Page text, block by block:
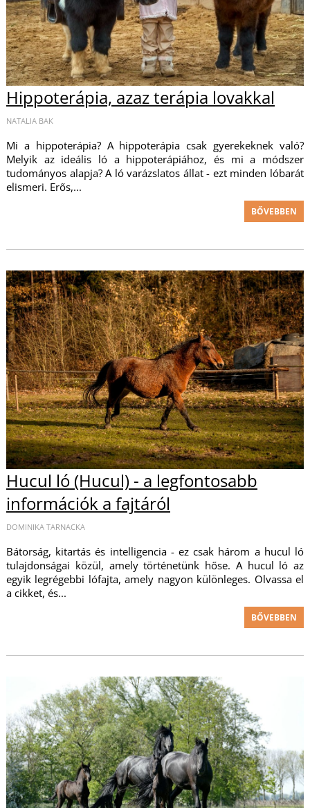
Hippoterápia, azaz terápia lovakkal
NATALIA BAK
Mi a hippoterápia? A hippoterápia csak gyerekeknek való?
Melyik az ideális ló a hippoterápiához, és mi a módszer
tudományos alapja? A ló varázslatos állat - ezt minden lóbarát
elismeri. Erős,...
BŐVEBBEN
Hucul ló (Hucul) - a legfontosabb
információk a fajtáról
DOMINIKA TARNACKA
Bátorság, kitartás és intelligencia - ez csak három a hucul ló
tulajdonságai közül, amely történetünk hőse. A hucul ló az
egyik legrégebbi lófajta, amely nagyon különleges. Olvassa el
a cikket, és...
BŐVEBBEN